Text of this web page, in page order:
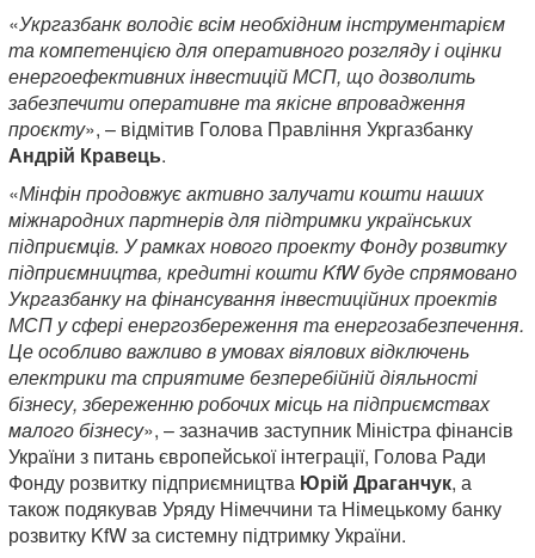
«Укргазбанк володіє всім необхідним інструментарієм
та компетенцією для оперативного розгляду і оцінки
енергоефективних інвестицій МСП, що дозволить
забезпечити оперативне та якісне впровадження
проєкту», – відмітив Голова Правління Укргазбанку
Андрій Кравець.
«Мінфін продовжує активно залучати кошти наших
міжнародних партнерів для підтримки українських
підприємців. У рамках нового проекту Фонду розвитку
підприємництва, кредитні кошти KfW буде спрямовано
Укргазбанку на фінансування інвестиційних проектів
МСП у сфері енергозбереження та енергозабезпечення.
Це особливо важливо в умовах віялових відключень
електрики та сприятиме безперебійній діяльності
бізнесу, збереженню робочих місць на підприємствах
малого бізнесу», – зазначив заступник Міністра фінансів
України з питань європейської інтеграції, Голова Ради
Фонду розвитку підприємництва Юрій Драганчук, а
також подякував Уряду Німеччини та Німецькому банку
розвитку KfW за системну підтримку України.